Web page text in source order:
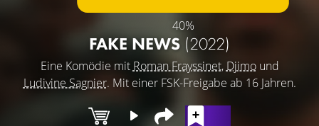
40%
FAKE NEWS (2022)
Eine Komödie mit Roman Frayssinet, Djimound
Ludivine Sagnier. Mit einer FSK-Freigabe ab 16 Jahren.